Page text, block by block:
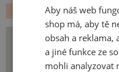
HALLOWEENAby náš web
shop má, aby tě
obsah a reklama,
a jiné funkce ze
mohli analyzovat